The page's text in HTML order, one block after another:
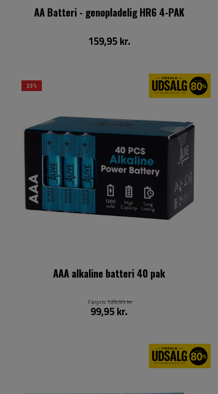
AA Batteri - genopladelig HR6 4-PAK
159,95 kr.
23%
AAA alkaline batteri 40 pak
99,95 kr.
Førpris129,95 kr.